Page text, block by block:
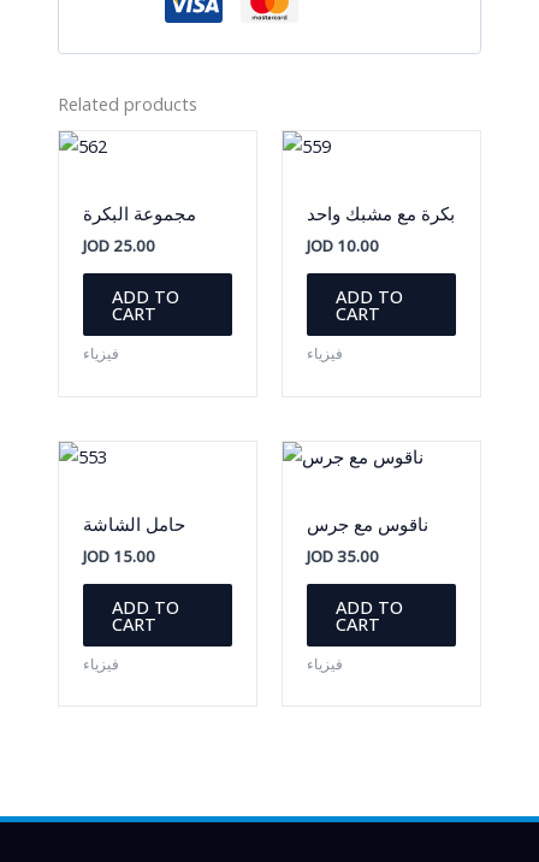
Related products
مجموعة البكرة
JOD25.00
ADD TO
CART
فيزياء
بكرة مع مشبك واحد
JOD 10.00
ADD TO
CART
فيزياء
حامل الشاشة
JOD15.00
ADD TO
CART
فيزياء
ناقوس مع جرس
JOD35.00
ADD TO
CART
فيزياء